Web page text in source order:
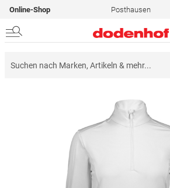
Online-Shop Posthausen